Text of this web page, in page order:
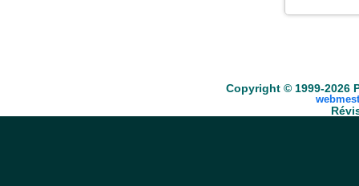
Copyright © 1999-2026